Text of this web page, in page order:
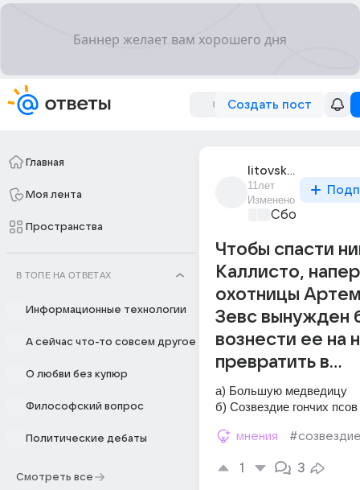
Создать пост
Главная
Моя лента
Пространства
В ТОПЕ НА ОТВЕТАХ
Информационные технологии
А сейчас что-то совсем другое
О любви без купюр
Философский вопрос
Политические дебаты
Смотреть все
litovskaia_tatiana
11лет
Изменено
Сборная
Чтобы спасти
Каллисто,
охотницы
Зевс вынужден
вознести ее на
превратить в...
а) Большую медведицу
б) Созвездие гончих псов
мнения
1 3